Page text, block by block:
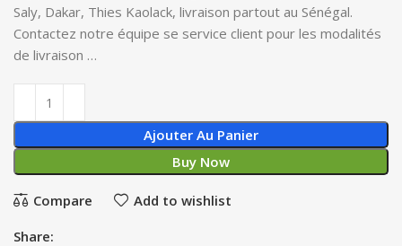
Saly, Dakar, Thies Kaolack, livraison partout au Sénégal.
Contactez notre équipe se service client pour les modalités
de livraison …
Ajouter Au Panier
Buy Now
Compare Add to wishlist
Share: